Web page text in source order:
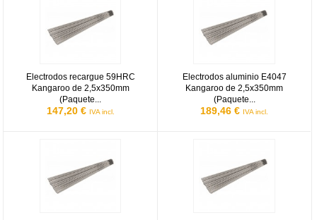
Electrodos recargue 59HRC
Kangaroo de 2,5x350mm
(Paquete...
147,20 € IVA incl.
Electrodos aluminio E4047
Kangaroo de 2,5x350mm
(Paquete...
189,46 € IVA incl.